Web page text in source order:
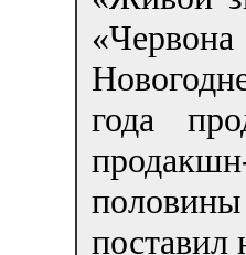
года
поставил